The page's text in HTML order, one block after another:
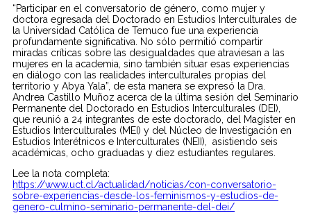
“Participar en el conversatorio de género, como mujer y
doctora egresada del Doctorado en Estudios Interculturales de
la Universidad Católica de Temuco fue una experiencia
profundamente significativa. No sólo permitió compartir
miradas críticas sobre las desigualdades que atraviesan a las
mujeres en la academia, sino también situar esas experiencias
en diálogo con las realidades interculturales propias del
territorio y Abya Yala”, de esta manera se expresó la Dra.
Andrea Castillo Muñoz acerca de la última sesión del Seminario
Permanente del Doctorado en Estudios Interculturales (DEI),
que reunió a 24 integrantes de este doctorado, del Magíster en
Estudios Interculturales (MEI) y del Núcleo de Investigación en
Estudios Interétnicos e Interculturales (NEII), asistiendo seis
académicas, ocho graduadas y diez estudiantes regulares.
Lee la nota completa:
https://www.uct.cl/actualidad/noticias/con-conversatorio-
sobre-experiencias-desde-los-feminismos-y-estudios-de-
genero-culmino-seminario-permanente-del-dei/